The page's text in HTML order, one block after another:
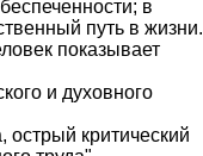
в
путь в жизни.
показывает
и духовного
острый критический